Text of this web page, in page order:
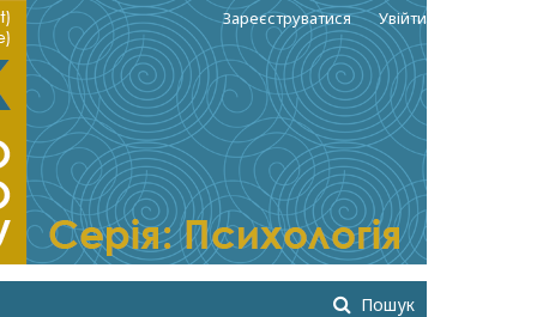
Пошук
Зареєструватися Увійти